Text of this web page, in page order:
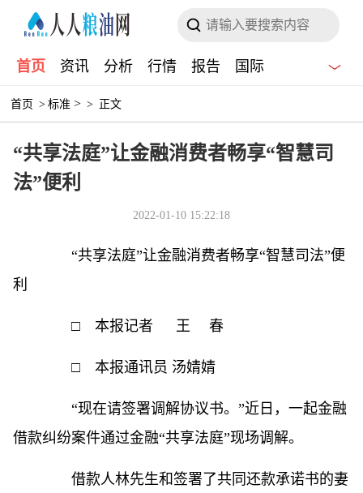
首页 资讯 分析 行情 报告 国际
首页 > 标准 > > 正文
“共享法庭”让金融消费者畅享“智慧司
法”便利
2022-01-10 15:22:18
“共享法庭”让金融消费者畅享“智慧司法”便
利
□ 本报记者 王 春
□ 本报通讯员 汤婧婧
“现在请签署调解协议书。”近日，一起金融
借款纠纷案件通过金融“共享法庭”现场调解。
借款人林先生和签署了共同还款承诺书的妻